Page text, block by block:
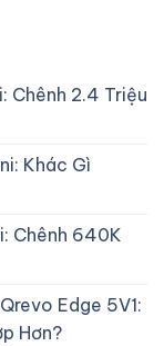
Chênh 2.4 Triệu
Khác Gì
Chênh 640K
Edge 5V1:
Hơn?